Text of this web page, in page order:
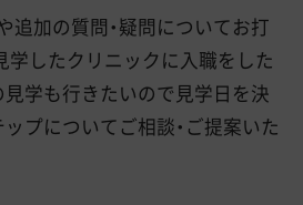
追加の質問・疑問についてお打
学したクリニックに入職をした
見学も行きたいので見学日を決
プについてご相談・ご提案いた